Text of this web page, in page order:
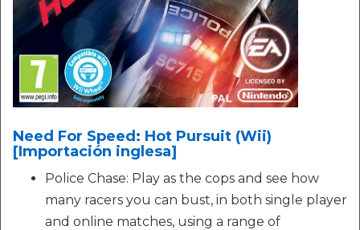
Need For Speed: Hot Pursuit (Wii)
[Importación inglesa]
Police Chase: Play as the cops and see how
many racers you can bust, in both single player
and online matches, using a range of